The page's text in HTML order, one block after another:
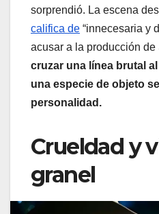
sorprendió. La escena
califica de “innecesaria y
acusar a la producción
cruzar una línea brutal
una especie de objeto
personalidad.
Crueldad y
granel